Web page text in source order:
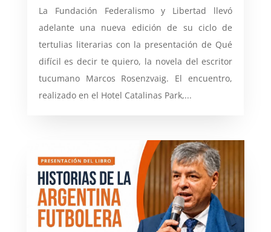
La Fundación Federalismo y Libertad llevó
adelante una nueva edición de su ciclo de
tertulias literarias con la presentación de Qué
difícil es decir te quiero, la novela del escritor
tucumano Marcos Rosenzvaig. El encuentro,
realizado en el Hotel Catalinas Park,...